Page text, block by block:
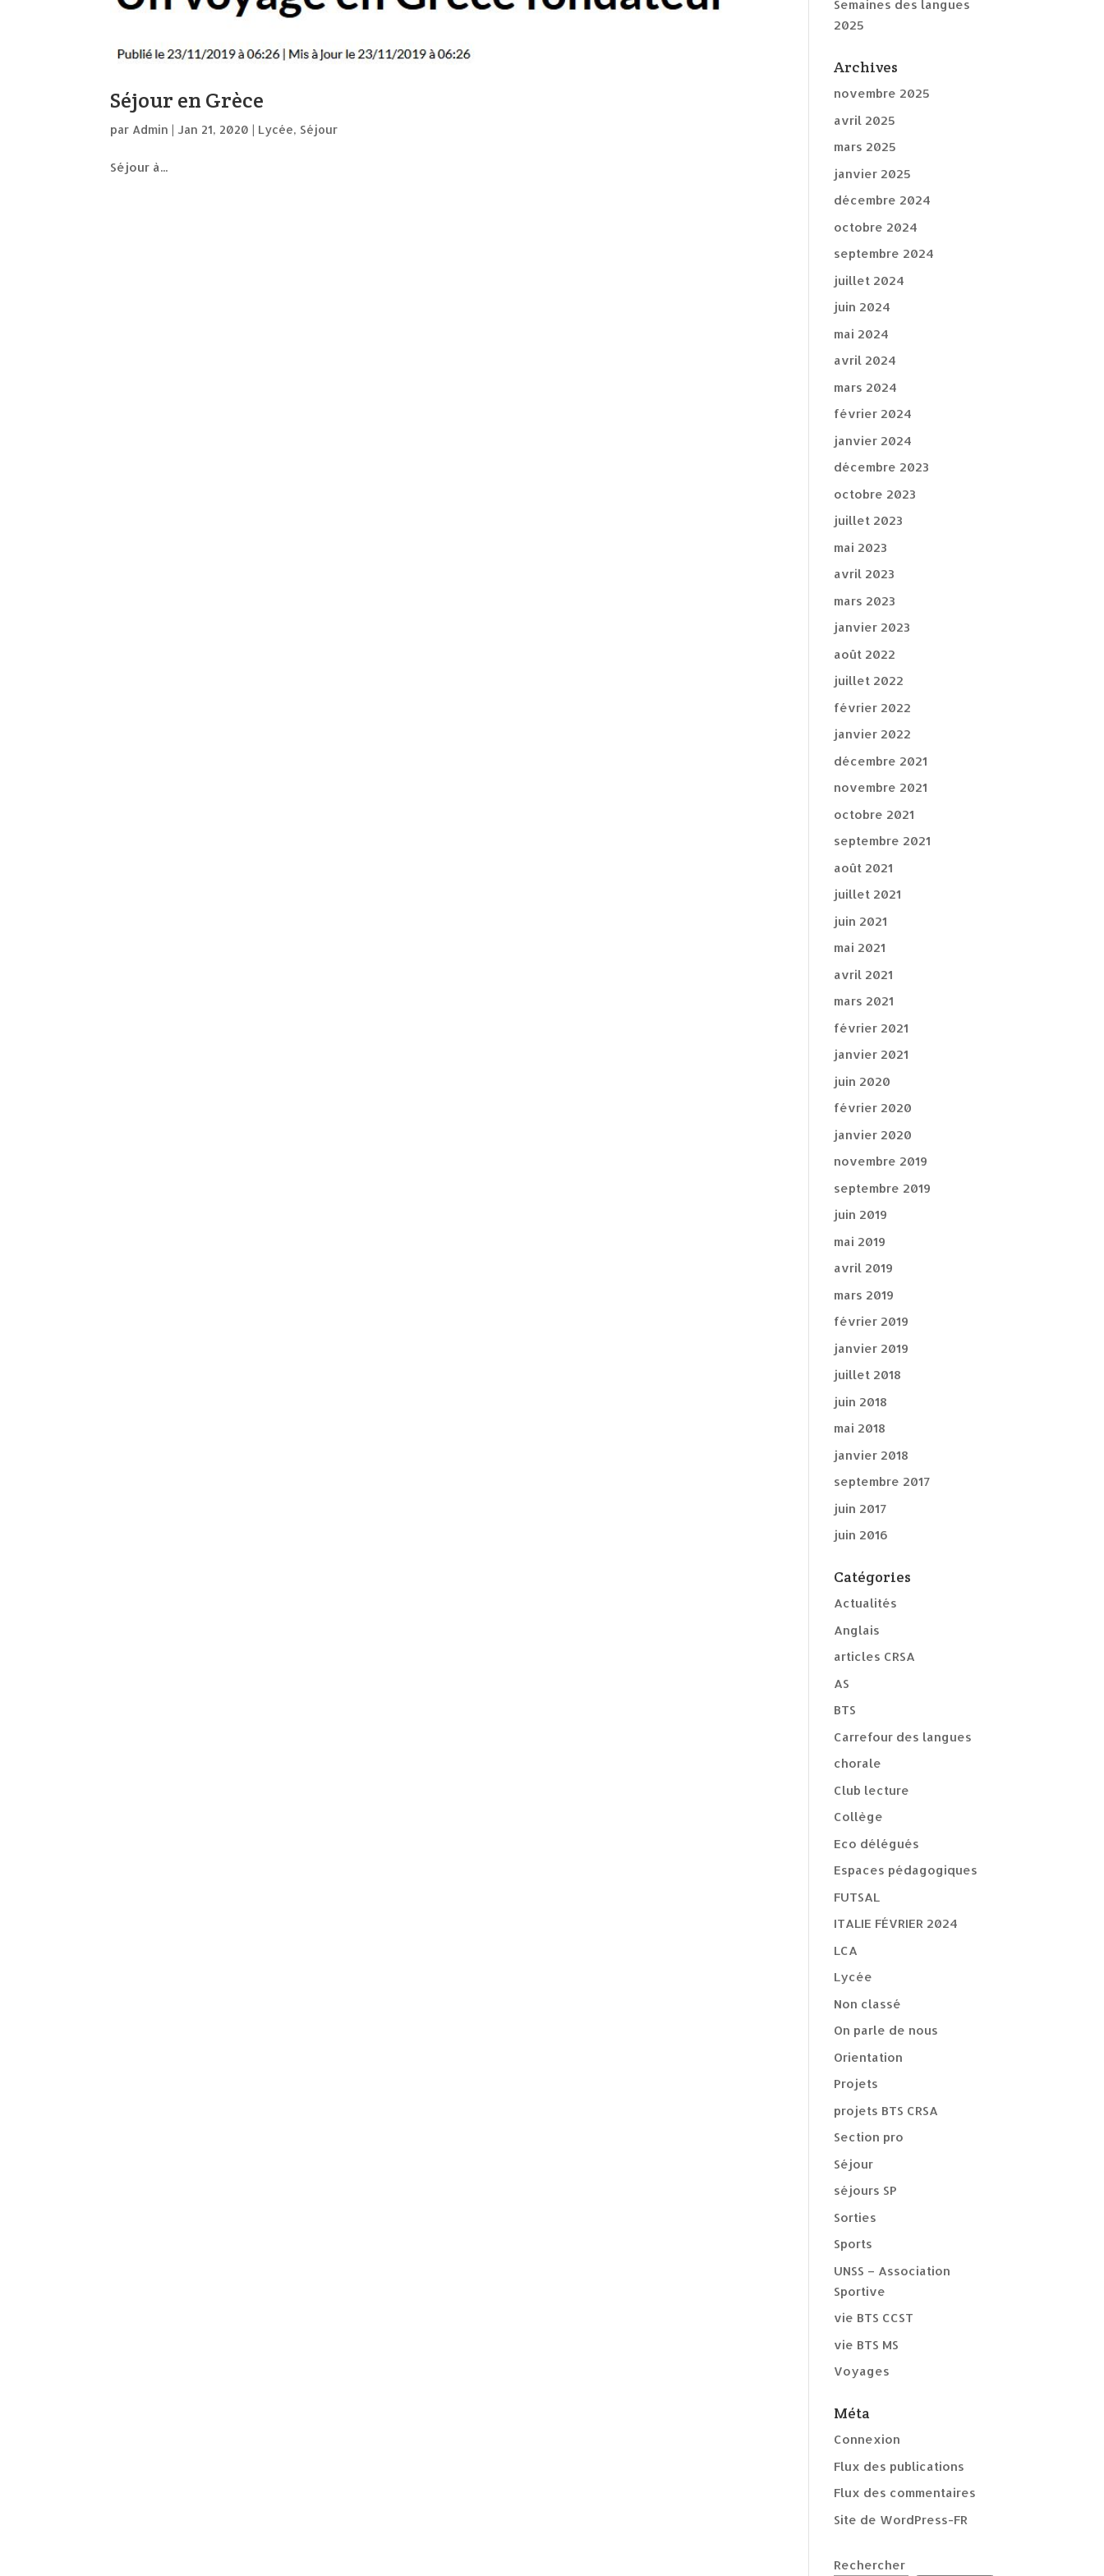
Séjour en Grèce
par Admin | Jan 21, 2020 | Lycée, Séjour
Séjour à...
Semaines des langues
2025
Archives
novembre 2025
avril 2025
mars 2025
janvier 2025
décembre 2024
octobre 2024
septembre 2024
juillet 2024
juin 2024
mai 2024
avril 2024
mars 2024
février 2024
janvier 2024
décembre 2023
octobre 2023
juillet 2023
mai 2023
avril 2023
mars 2023
janvier 2023
août 2022
juillet 2022
février 2022
janvier 2022
décembre 2021
novembre 2021
octobre 2021
septembre 2021
août 2021
juillet 2021
juin 2021
mai 2021
avril 2021
mars 2021
février 2021
janvier 2021
juin 2020
février 2020
janvier 2020
novembre 2019
septembre 2019
juin 2019
mai 2019
avril 2019
mars 2019
février 2019
janvier 2019
juillet 2018
juin 2018
mai 2018
janvier 2018
septembre 2017
juin 2017
juin 2016
Catégories
Actualités
Anglais
articles CRSA
AS
BTS
Carrefour des langues
chorale
Club lecture
Collège
Eco délégués
Espaces pédagogiques
FUTSAL
ITALIE FÉVRIER 2024
LCA
Lycée
Non classé
On parle de nous
Orientation
Projets
projets BTS CRSA
Section pro
Séjour
séjours SP
Sorties
Sports
UNSS – Association
Sportive
vie BTS CCST
vie BTS MS
Voyages
Méta
Connexion
Flux des publications
Flux des commentaires
Site de WordPress-FR
Rechercher